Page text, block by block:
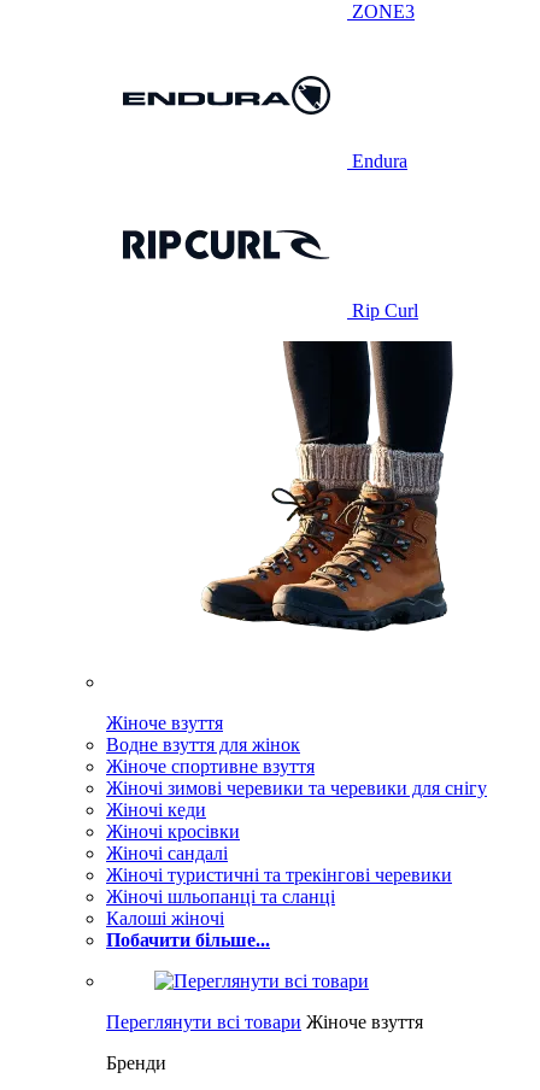
ZONE3
Endura
Rip Curl
Жіноче взуття
Водне взуття для жінок
Жіноче спортивне взуття
Жіночі зимові черевики та черевики для снігу
Жіночі кеди
Жіночі кросівки
Жіночі сандалі
Жіночі туристичні та трекінгові черевики
Жіночі шльопанці та сланці
Калоші жіночі
Побачити більше...
Переглянути всі товари Жіноче взуття
Бренди